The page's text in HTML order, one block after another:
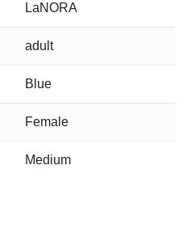
LaNORA
adult
Blue
Female
Medium